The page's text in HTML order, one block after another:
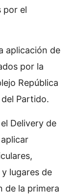
por el
aplicación de
por la
República
Partido.
Delivery de
lugares de
de la primera